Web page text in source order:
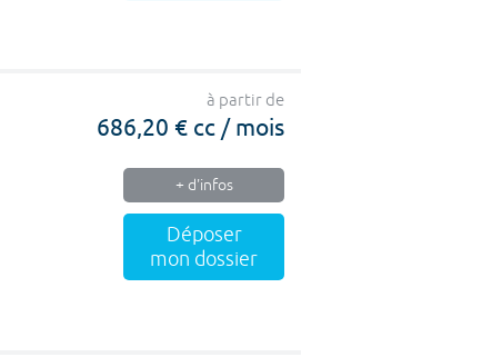
à partir de
686,20 € cc / mois
+ d'infos
Déposer
mon dossier